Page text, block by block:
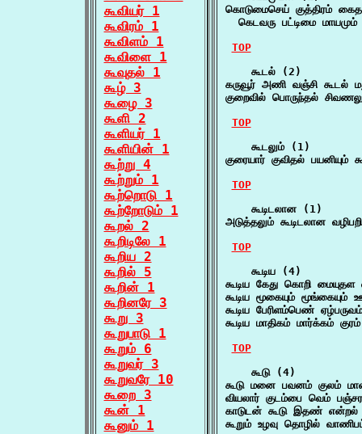
கூவியர் 1
கூவிரம் 1
கூவிளம் 1
கூவிளை 1
கூவுதல் 1
கூழ் 3
கூழை 3
கூளி 2
கூளியர் 1
கூளியின் 1
கூற்று 4
கூற்றும் 1
கூற்றொடு 1
கூற்றோடும் 1
கூறல் 2
கூறிடிலே 1
கூறிய 2
கூறில் 5
கூறின் 1
கூறினரே 3
கூறு 3
கூறுபாடு 1
கூறும் 6
கூறுவர் 3
கூறுவரே 10
கூறை 3
கூன் 1
கூனும் 1
கொடுமைசெய் குத்திரம்
கெடவரு பட்டிமை
TOP
    கூடல் (2)
கருவூர் அணி வஞ்சி கூடல்
குறைவில் பொருந்தல்
TOP
    கூடலும் (1)
குரையார் குவிதல் பயனியும்
TOP
    கூடிடலான (1)
அடுத்தலும் கூடிடலான
TOP
    கூடிய (4)
கூடிய கேது கொறி
கூடிய மூகையும்
கூடிய பேரிளம்பெண்
கூடிய மாதிகம் மார்க்கம்
TOP
    கூடு (4)
கூடு மனை பவனம் குலம்
வியலார் குடம்பை வெம்
காடுடன் கூடு இதண் என்றல்
கூறும் உழவு தொழில்